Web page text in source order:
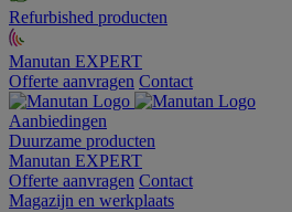
Refurbished producten
Manutan EXPERT
Offerte aanvragen Contact
Aanbiedingen
Duurzame producten
Manutan EXPERT
Offerte aanvragen Contact
Magazijn en werkplaats